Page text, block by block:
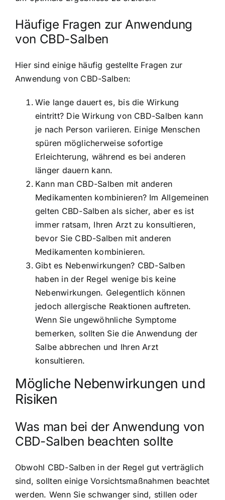
Häufige Fragen zur Anwendung
von CBD-Salben
Hier sind einige häufig gestellte Fragen zur
Anwendung von CBD-Salben:
Wie lange dauert es, bis die Wirkung
eintritt? Die Wirkung von CBD-Salben kann
je nach Person variieren. Einige Menschen
spüren möglicherweise sofortige
Erleichterung, während es bei anderen
länger dauern kann.
Kann man CBD-Salben mit anderen
Medikamenten kombinieren? Im Allgemeinen
gelten CBD-Salben als sicher, aber es ist
immer ratsam, Ihren Arzt zu konsultieren,
bevor Sie CBD-Salben mit anderen
Medikamenten kombinieren.
Gibt es Nebenwirkungen? CBD-Salben
haben in der Regel wenige bis keine
Nebenwirkungen. Gelegentlich können
jedoch allergische Reaktionen auftreten.
Wenn Sie ungewöhnliche Symptome
bemerken, sollten Sie die Anwendung der
Salbe abbrechen und Ihren Arzt
konsultieren.
Mögliche Nebenwirkungen und
Risiken
Was man bei der Anwendung von
CBD-Salben beachten sollte
Obwohl CBD-Salben in der Regel gut verträglich
sind, sollten einige Vorsichtsmaßnahmen beachtet
werden. Wenn Sie schwanger sind, stillen oder